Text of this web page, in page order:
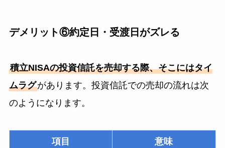
デメリット⑥約定日・受渡日がズレる
積立NISAの投資信託を売却する際、そこにはタイ
ムラグがあります。投資信託での売却の流れは次
のようになります。
項目 意味